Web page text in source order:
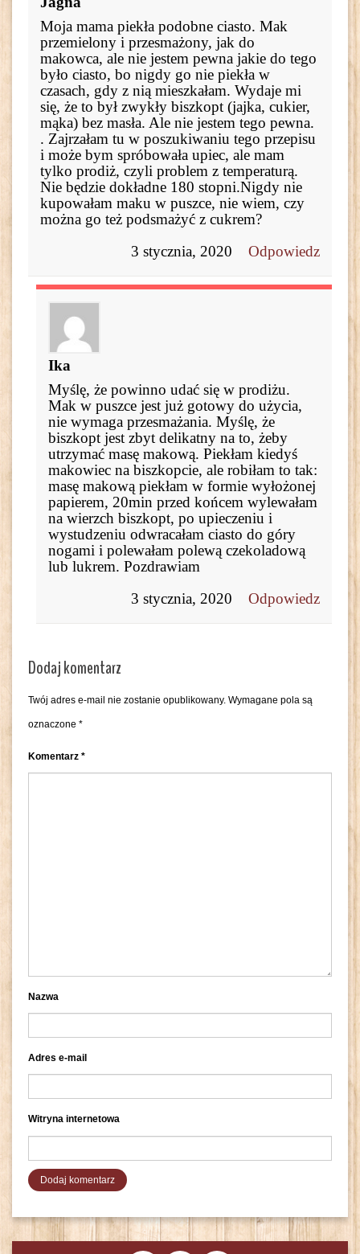
Moja mama piekła podobne ciasto. Mak
przemielony i przesmażony, jak do
makowca, ale nie jestem pewna jakie do tego
było ciasto, bo nigdy go nie piekła w
czasach, gdy z nią mieszkałam. Wydaje mi
się, że to był zwykły biszkopt (jajka, cukier,
mąka) bez masła. Ale nie jestem tego pewna.
. Zajrzałam tu w poszukiwaniu tego przepisu
i może bym spróbowała upiec, ale mam
tylko prodiż, czyli problem z temperaturą.
Nie będzie dokładne 180 stopni.Nigdy nie
kupowałam maku w puszce, nie wiem, czy
można go też podsmażyć z cukrem?
Odpowiedz
3 stycznia, 2020
Ika
Myślę, że powinno udać się w prodiżu.
Mak w puszce jest już gotowy do użycia,
nie wymaga przesmażania. Myślę, że
biszkopt jest zbyt delikatny na to, żeby
utrzymać masę makową. Piekłam kiedyś
makowiec na biszkopcie, ale robiłam to tak:
masę makową piekłam w formie wyłożonej
papierem, 20min przed końcem wylewałam
na wierzch biszkopt, po upieczeniu i
wystudzeniu odwracałam ciasto do góry
nogami i polewałam polewą czekoladową
lub lukrem. Pozdrawiam
Odpowiedz
3 stycznia, 2020
Dodaj komentarz
Twój adres e-mail nie zostanie opublikowany. Wymagane pola są
oznaczone *
Komentarz *
Nazwa
Adres e-mail
Witryna internetowa